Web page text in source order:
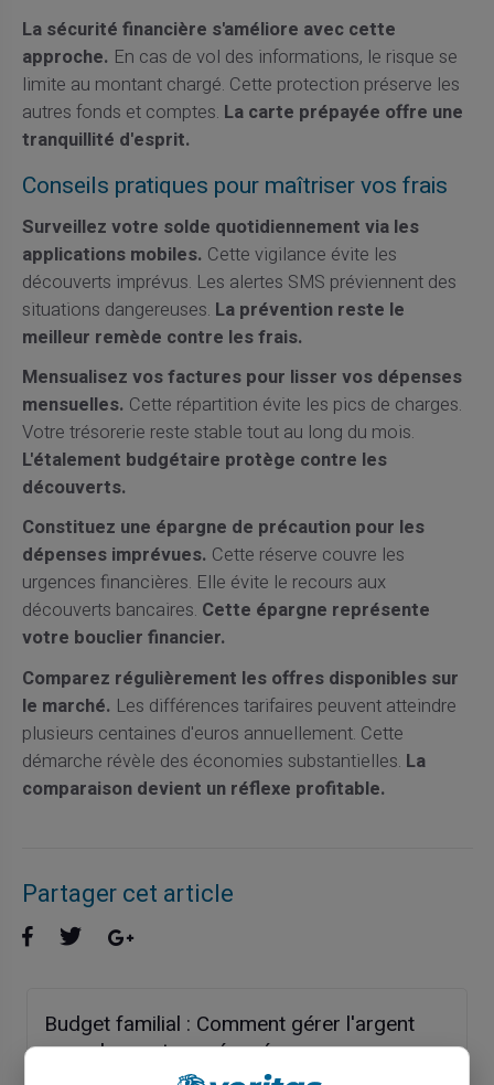
La sécurité financière s'améliore avec cette
approche. En cas de vol des informations, le risque se
limite au montant chargé. Cette protection préserve les
autres fonds et comptes. La carte prépayée offre une
tranquillité d'esprit.
Conseils pratiques pour maîtriser vos frais
Surveillez votre solde quotidiennement via les
applications mobiles. Cette vigilance évite les
découverts imprévus. Les alertes SMS préviennent des
situations dangereuses. La prévention reste le
meilleur remède contre les frais.
Mensualisez vos factures pour lisser vos dépenses
mensuelles. Cette répartition évite les pics de charges.
Votre trésorerie reste stable tout au long du mois.
L'étalement budgétaire protège contre les
découverts.
Constituez une épargne de précaution pour les
dépenses imprévues. Cette réserve couvre les
urgences financières. Elle évite le recours aux
découverts bancaires. Cette épargne représente
votre bouclier financier.
Comparez régulièrement les offres disponibles sur
le marché. Les différences tarifaires peuvent atteindre
plusieurs centaines d'euros annuellement. Cette
démarche révèle des économies substantielles. La
comparaison devient un réflexe profitable.
Partager cet article
Budget familial : Comment gérer l'argent
avec des cartes prépayées